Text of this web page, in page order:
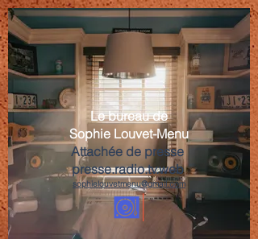
Le bureau de
Sophie Louvet-Menu
Attachée de presse
presse.radio.tv.web
sophielouvetmenu@gmail.com